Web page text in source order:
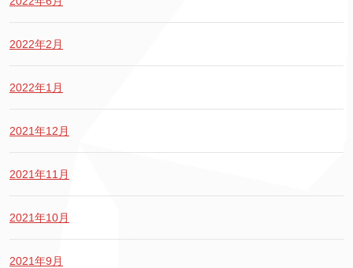
2022年2月
2022年1月
2021年12月
2021年11月
2021年10月
2021年9月